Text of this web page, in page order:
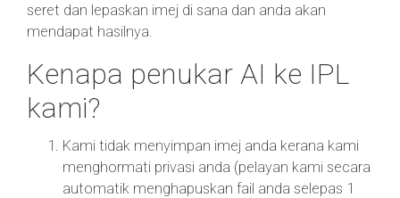
seret dan lepaskan imej di sana dan anda akan
mendapat hasilnya.
Kenapa penukar AI ke IPL
kami?
Kami tidak menyimpan imej anda kerana kami
menghormati privasi anda (pelayan kami secara
automatik menghapuskan fail anda selepas 1